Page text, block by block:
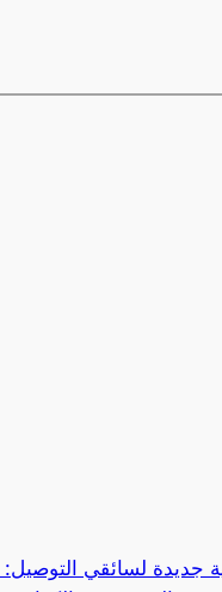
جديدة لسائقي التوصيل: